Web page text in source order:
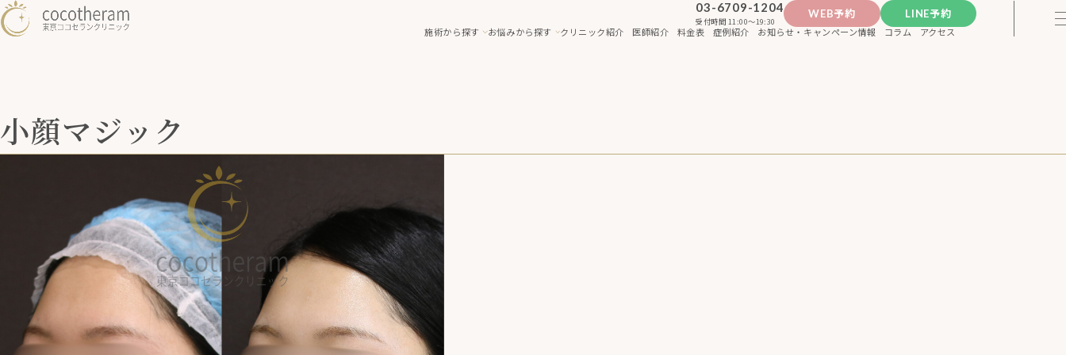
03-6709-1204
受付時間 11:00〜19:30
WEB予約
LINE予約
施術から探す
お悩みから探す クリニック紹介 医師紹介 料金表 症例紹介 お知らせ・キャンペーン情報 コラム アクセス
小顔マジック